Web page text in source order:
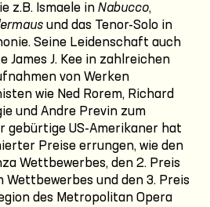
z.B. Ismaele in Nabucco,
und das Tenor-Solo in
Seine Leidenschaft auch
James J. Kee in zahlreichen
von Werken
wie Ned Rorem, Richard
und Andre Previn zum
gebürtige US-Amerikaner hat
Preise errungen, wie den
Wettbewerbes, den 2. Preis
Wettbewerbes und den 3. Preis
des Metropolitan Opera